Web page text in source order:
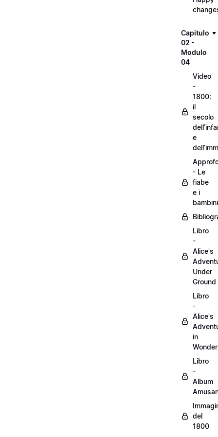
Capitulo
02 -
Modulo
04
Video
-
1800:
il
secolo
e
- Le
fiabe
e i
bambini
Libro
-
Alice's
Under
Ground
Libro
-
Alice's
in
Libro
-
Album
del
1800